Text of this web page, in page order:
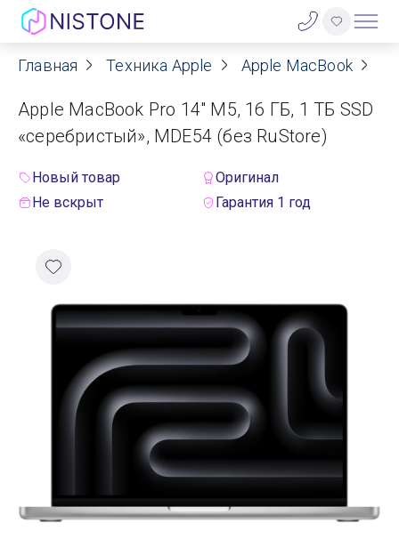
Акции
О нас
Договор оферты
Контакты
Гарантия
Оплата
Самовывоз
Главная Техника Apple Apple MacBook
Apple MacBook Pro 14" M5, 16 ГБ, 1 ТБ SSD
«серебристый», MDE54 (без RuStore)
Новый товар
Оригинал
Не вскрыт
Гарантия 1 год